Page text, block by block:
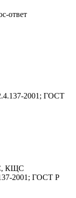
ответ
2001; ГОСТ
КЩС
2001; ГОСТ Р